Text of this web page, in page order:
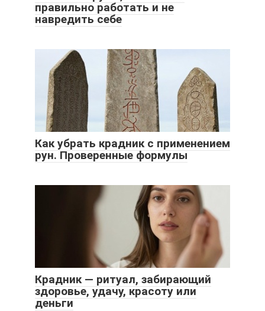
правильно работать и не
навредить себе
Как убрать крадник с применением
рун. Проверенные формулы
Крадник — ритуал, забирающий
здоровье, удачу, красоту или
деньги